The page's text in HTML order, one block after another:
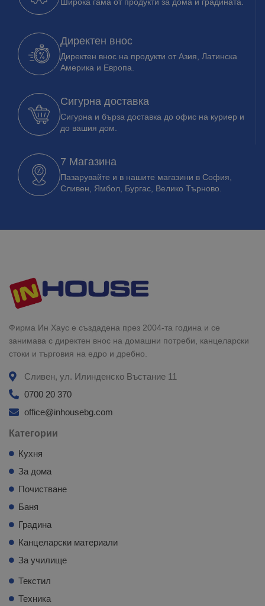
Директен внос
Директен внос на продукти от Азия, Латинска
Америка и Европа.
Сигурна доставка
Сигурна и бърза доставка до офис на куриер и
до вашия дом.
7 Магазина
Пазарувайте и в нашите магазини в София,
Сливен, Ямбол, Бургас, Велико Търново.
Фирма Ин Хаус е създадена през 2004-та година и се
занимава с директен внос на домашни потреби, канцеларски
стоки и търговия на едро и дребно.
Сливен, ул. Илинденско Въстание 11
0700 20 370
office@inhousebg.com
Категории
Кухня
За дома
Почистване
Баня
Градина
Канцеларски материали
За училище
Текстил
Техника